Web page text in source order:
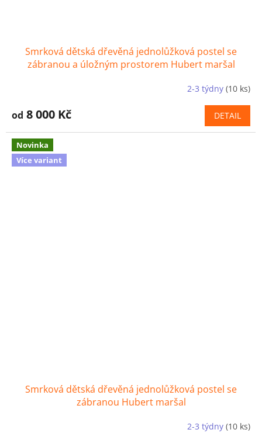
Smrková dětská dřevěná jednolůžková postel se
zábranou a úložným prostorem Hubert maršal
2-3 týdny (10 ks)
od 8 000 Kč DETAIL
Novinka
Více variant
Smrková dětská dřevěná jednolůžková postel se
zábranou Hubert maršal
2-3 týdny (10 ks)